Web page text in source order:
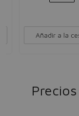
Añadir a la